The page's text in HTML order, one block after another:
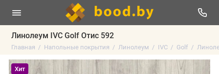
Линолеум IVC Golf Отис 592
Главная Напольные покрытия Линолеум IVC Golf
Хит